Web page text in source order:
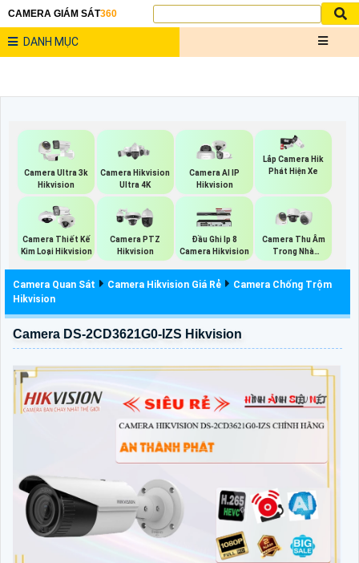
CAMERA GIÁM SÁT360
DANH MỤC
Camera Ultra 3k
Hikvision
Camera Hikvision
Ultra 4K
Camera AI IP
Hikvision
Lắp Camera Hik
Phát Hiện Xe
Camera Thiết Kế
Kim Loại Hikvision
Camera PTZ
Hikvision
Đầu Ghi Ip 8
Camera Hikvision
Camera Thu Âm
Trong Nhà
Hikvision
Camera Quan Sát Camera Hikvision Giá Rẻ
Camera Chống Trộm
Hikvision
Camera DS-2CD3621G0-IZS Hikvision